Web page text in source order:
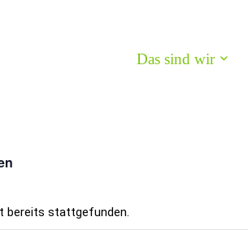
Das sind wir
bereits stattgefunden.